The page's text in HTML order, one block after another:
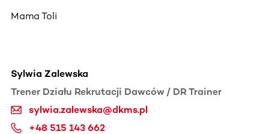
Mama Toli
Sylwia Zalewska
Trener Działu Rekrutacji Dawców / DR Trainer
sylwia.zalewska@dkms.pl
+48 515 143 662